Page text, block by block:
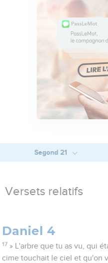
Segond 21
Versets relatifs
Daniel 4
17 » L'arbre que tu as vu, qui
cime touchait le ciel et qu'on